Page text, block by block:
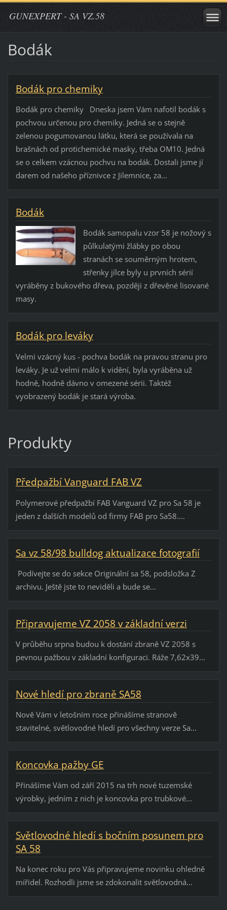
GUNEXPERT - SA VZ.58
Bodák
Bodák pro chemiky
Bodák pro chemiky Dneska jsem Vám nafotil bodák s
pochvou určenou pro chemiky. Jedná se o stejně
zelenou pogumovanou látku, která se používala na
brašnách od protichemické masky, třeba OM10. Jedná
se o celkem vzácnou pochvu na bodák. Dostali jsme jí
darem od našeho příznivce z Jilemnice, za...
Bodák
Bodák samopalu vzor 58 je nožový s
půlkulatými žlábky po obou
stranách se souměrným hrotem,
střenky jílce byly u prvních sérií
vyráběny z bukového dřeva, později z dřevěné lisované
masy.
Bodák pro leváky
Velmi vzácný kus - pochva bodák na pravou stranu pro
leváky. Je už velmi málo k vidění, byla vyráběna už
hodně, hodně dávno v omezené sérii. Taktéž
vyobrazený bodák je stará výroba.
Produkty
Předpažbí Vanguard FAB VZ
Polymerové předpažbí FAB Vanguard VZ pro Sa 58 je
jeden z dalších modelů od firmy FAB pro Sa58....
Sa vz 58/98 bulldog aktualizace fotografií
Podívejte se do sekce Originální sa 58, podsložka Z
archivu. Ještě jste to neviděli a bude se...
Připravujeme VZ 2058 v základní verzi
V průběhu srpna budou k dostání zbraně VZ 2058 s
pevnou pažbou v základní konfiguraci. Ráže 7,62x39...
Nové hledí pro zbraně SA58
Nově Vám v letošním roce přinášíme stranově
stavitelné, světlovodné hledí pro všechny verze Sa...
Koncovka pažby GE
Přinášíme Vám od září 2015 na trh nové tuzemské
výrobky, jedním z nich je koncovka pro trubkové...
Světlovodné hledí s bočním posunem pro
SA 58
Na konec roku pro Vás připravujeme novinku ohledně
mířidel. Rozhodli jsme se zdokonalit světlovodná...